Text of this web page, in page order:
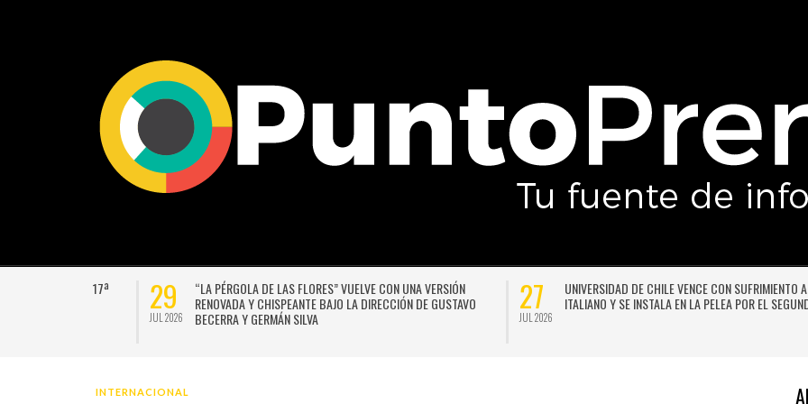
27
UNIVERSIDAD DE CHILE VENCE CON SUFRIMIENTO A AUDAX
ITALIANO Y SE INSTALA EN LA PELEA POR EL SEGUNDO LUGAR
27
LA LLUVIA NO DA TREGUA: PRONOSTICAN UN NUEVO SISTEMA
FRONTAL PARA SANTIAGO A COMIENZOS DE LA PRÓXIMA
SEMANA
INTERNACIONAL